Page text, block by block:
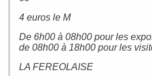
4 euros le M
De 6h00 à 08h00 pour les
de 08h00 à 18h00 pour les
LA FEREOLAISE